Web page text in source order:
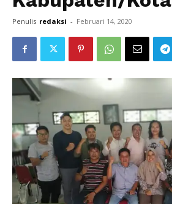
Penulis redaksi - Februari 14, 2020